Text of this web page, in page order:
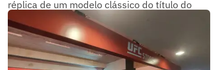
réplica de um modelo clássico do título do
Ultimate. A peça também é banhada a ouro.